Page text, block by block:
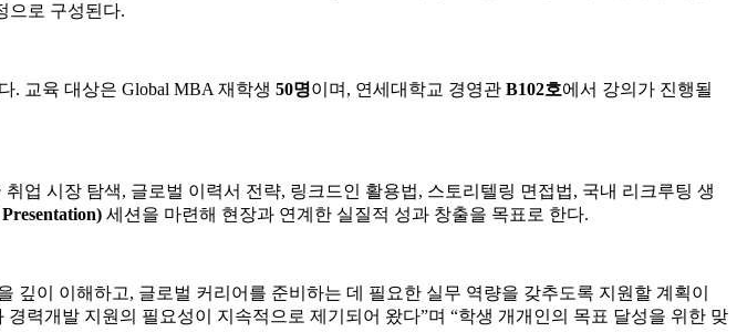
으로 구성된다.
. 교육 대상은 Global MBA 재학생 50명이며, 연세대학교 경영관 B102호에서 강의가 진행될
취업 시장 탐색, 글로벌 이력서 전략, 링크드인 활용법, 스토리텔링 면접법, 국내 리크루팅 생
세션을 마련해 현장과 연계한 실질적 성과 창출을 목표로 한다.
이 이해하고, 글로벌 커리어를 준비하는 데 필요한 실무 역량을 갖추도록 지원할 계획이
력개발 지원의 필요성이 지속적으로 제기되어 왔다”며 “학생 개개인의 목표 달성을 위한 맞